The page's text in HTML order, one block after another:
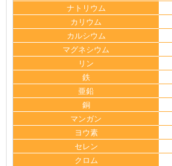
ナトリウム
カリウム
カルシウム
マグネシウム
リン
鉄
亜鉛
銅
マンガン
ヨウ素
セレン
クロム